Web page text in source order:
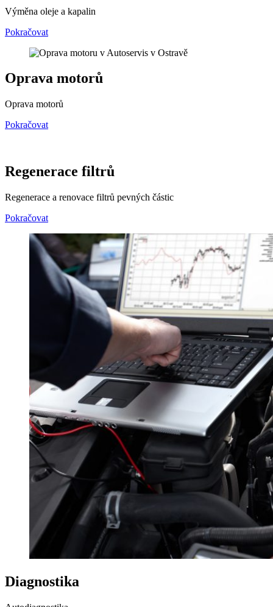
Výměna oleje a kapalin
Pokračovat
Oprava motorů
Oprava motorů
Pokračovat
Regenerace filtrů
Regenerace a renovace filtrů pevných částic
Pokračovat
Diagnostika